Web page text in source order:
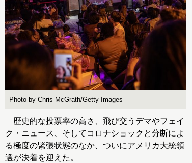
Photo by Chris McGrath/Getty Images
歴史的な投票率の高さ、飛び交うデマやフェイ
ク・ニュース、そしてコロナショックと分断によ
る極度の緊張状態のなか、ついにアメリカ大統領
選が決着を迎えた。